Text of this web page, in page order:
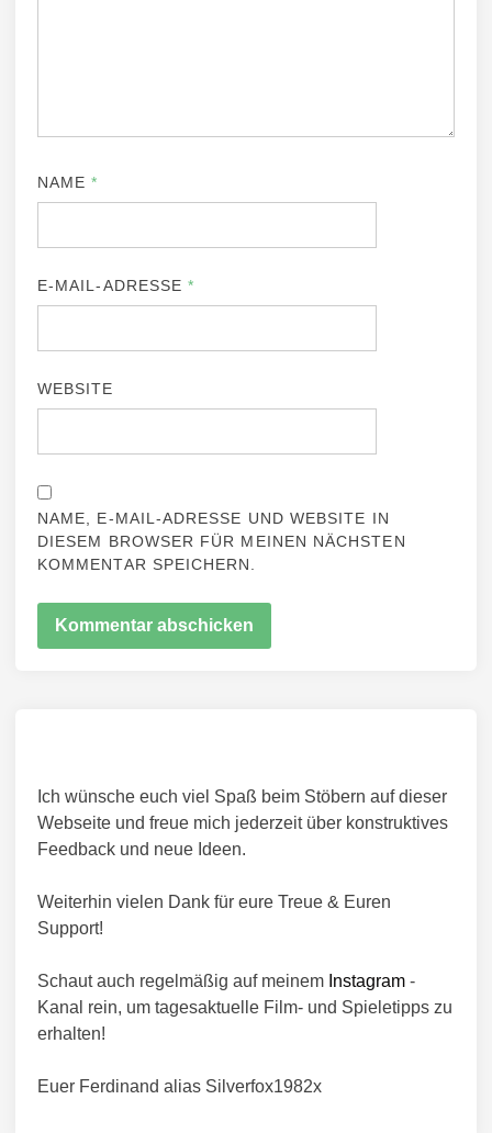
NAME*
E-MAIL-ADRESSE*
WEBSITE
NAME, E-MAIL-ADRESSE UND WEBSITE IN
DIESEM BROWSER FÜR MEINEN NÄCHSTEN
KOMMENTAR SPEICHERN.
Ich wünsche euch viel Spaß beim Stöbern auf dieser
Webseite und freue mich jederzeit über konstruktives
Feedback und neue Ideen.
Weiterhin vielen Dank für eure Treue & Euren
Support!
Schaut auch regelmäßig auf meinem Instagram -
Kanal rein, um tagesaktuelle Film- und Spieletipps zu
erhalten!
Euer Ferdinand alias Silverfox1982x